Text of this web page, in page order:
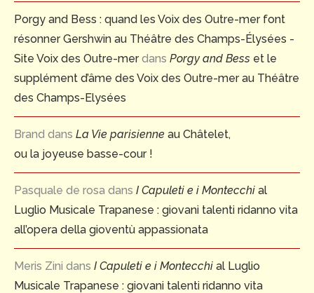
Porgy and Bess : quand les Voix des Outre-mer font
résonner Gershwin au Théâtre des Champs-Élysées -
Site Voix des Outre-merdans Porgy and Bess et le
supplément d’âme des Voix des Outre-mer au Théâtre
des Champs-Elysées
Brand dans La Vie parisienne au Châtelet,
ou la joyeuse basse-cour !
Pasquale de rosa dans I Capuleti e i Montecchi al
Luglio Musicale Trapanese : giovani talenti ridanno vita
all’opera della gioventù appassionata
Meris Zini dans I Capuleti e i Montecchi al Luglio
Musicale Trapanese : giovani talenti ridanno vita